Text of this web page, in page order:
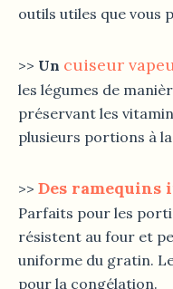
outils utiles que vous
>> Un cuiseur
les légumes de
préservant les
plusieurs portions à
>> Des ramequins
Parfaits pour les
résistent au four et
uniforme du gratin.
pour la congélation.